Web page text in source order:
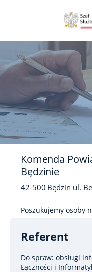
Komenda
Będzinie
42-500 Będzin ul.
Poszukujemy osoby
Referent
Do spraw: obsługi
Łączności i